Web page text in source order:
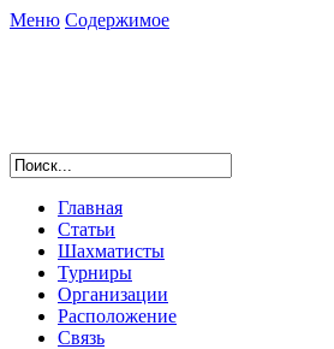
Меню Содержимое
Главная
Статьи
Шахматисты
Турниры
Организации
Расположение
Связь